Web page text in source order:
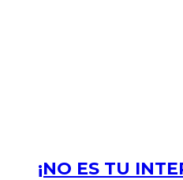
¡NO ES TU